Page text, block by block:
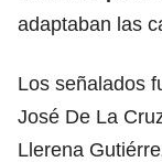
adaptaban las
Los señalados
José De La
Llerena